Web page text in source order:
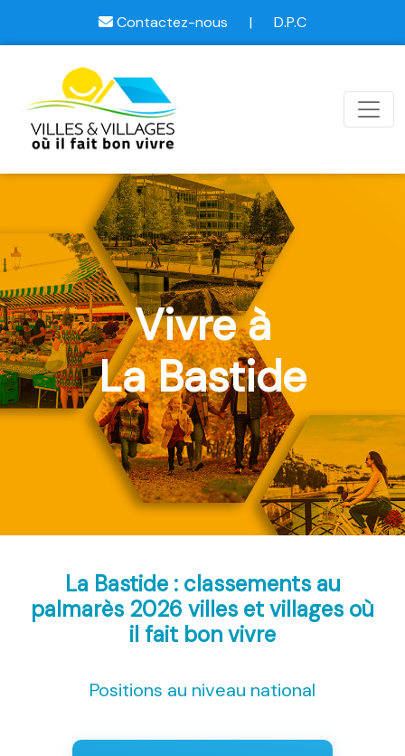
Contactez-nous | D.P.C
Vivre à
La Bastide
La Bastide : classements au
palmarès 2026 villes et villages où
il fait bon vivre
Positions au niveau national